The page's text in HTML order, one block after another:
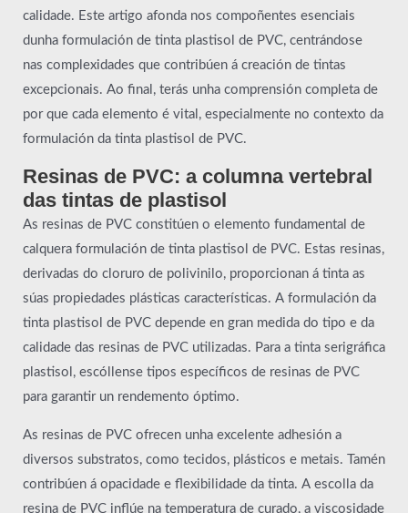
calidade. Este artigo afonda nos compoñentes esenciais
dunha formulación de tinta plastisol de PVC, centrándose
nas complexidades que contribúen á creación de tintas
excepcionais. Ao final, terás unha comprensión completa de
por que cada elemento é vital, especialmente no contexto da
formulación da tinta plastisol de PVC.
Resinas de PVC: a columna vertebral
das tintas de plastisol
As resinas de PVC constitúen o elemento fundamental de
calquera formulación de tinta plastisol de PVC. Estas resinas,
derivadas do cloruro de polivinilo, proporcionan á tinta as
súas propiedades plásticas características. A formulación da
tinta plastisol de PVC depende en gran medida do tipo e da
calidade das resinas de PVC utilizadas. Para a tinta serigráfica
plastisol, escóllense tipos específicos de resinas de PVC
para garantir un rendemento óptimo.
As resinas de PVC ofrecen unha excelente adhesión a
diversos substratos, como tecidos, plásticos e metais. Tamén
contribúen á opacidade e flexibilidade da tinta. A escolla da
resina de PVC inflúe na temperatura de curado, a viscosidade